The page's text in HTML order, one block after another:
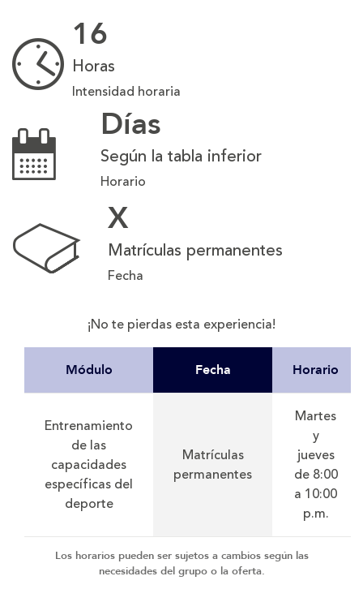
16
Horas
Intensidad horaria
Días
Según la tabla inferior
Horario
X
Matrículas permanentes
Fecha
¡No te pierdas esta experiencia!
Módulo Fecha Horario
Entrenamiento
de las
capacidades
específicas del
deporte
Matrículas
permanentes
Martes
y
jueves
de 8:00
a 10:00
p.m.
Los horarios pueden ser sujetos a cambios según las
necesidades del grupo o la oferta.